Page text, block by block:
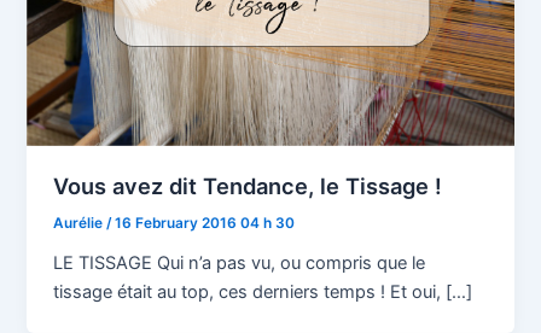
Vous avez dit Tendance, le Tissage !
Aurélie /16 February 2016 04 h 30
LE TISSAGE Qui n’a pas vu, ou compris que le
tissage était au top, ces derniers temps ! Et oui, […]